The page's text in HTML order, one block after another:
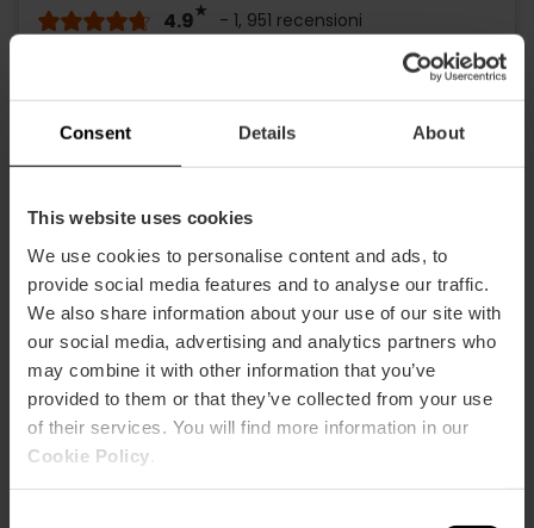
Consent Details About
This website uses cookies
We use cookies to personalise content and ads, to
provide social media features and to analyse our traffic.
We also share information about your use of our site with
our social media, advertising and analytics partners who
may combine it with other information that you’ve
provided to them or that they’ve collected from your use
of their services. You will find more information in our
Cookie Policy
4.9 - 1, 951 recensioni
Da17,00 € 15,30 €